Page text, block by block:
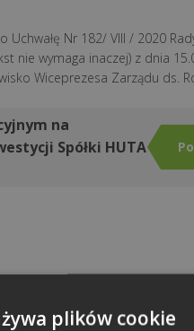
Nr 182/ VIII / 2020
nie wymaga inaczej) z dnia
Wiceprezesa Zarządu ds.
na
Spółki HUTA
plików cookie